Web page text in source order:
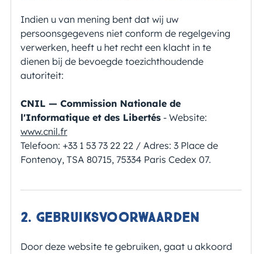
Indien u van mening bent dat wij uw
persoonsgegevens niet conform de regelgeving
verwerken, heeft u het recht een klacht in te
dienen bij de bevoegde toezichthoudende
autoriteit:
CNIL — Commission Nationale de
l'Informatique et des Libertés - Website:
www.cnil.fr
Telefoon: +33 1 53 73 22 22 / Adres: 3 Place de
Fontenoy, TSA 80715, 75334 Paris Cedex 07.
2. Gebruiksvoorwaarden
Door deze website te gebruiken, gaat u akkoord